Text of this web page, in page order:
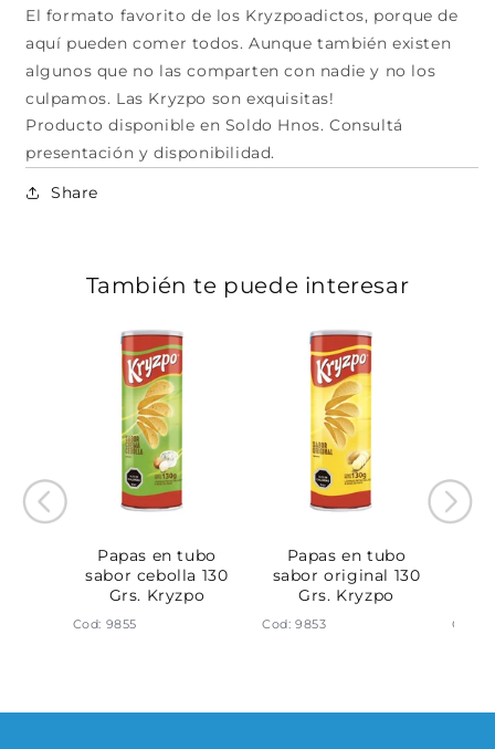
El formato favorito de los Kryzpoadictos, porque de
aquí pueden comer todos. Aunque también existen
algunos que no las comparten con nadie y no los
culpamos. Las Kryzpo son exquisitas!
Producto disponible en Soldo Hnos. Consultá
presentación y disponibilidad.
Share
También te puede interesar
Papas en tubo
sabor cebolla 130
Grs. Kryzpo
Cod: 9855
Papas en tubo
sabor original 130
Grs. Kryzpo
Cod: 9853 Cod: